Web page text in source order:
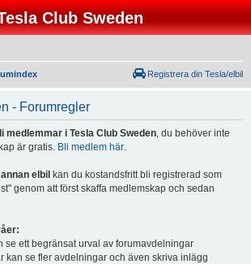
Club Sweden
Registrera din Tesla/elbil
- Forumregler
medlemmar i Tesla Club Sweden, du behöver inte
är gratis. Bli medlem här.
elbil kan du kostandsfritt bli registrerad som
genom att först skaffa medlemskap och sedan
se ett begränsat urval av forumavdelningar
kan se fler avdelningar och även skriva inlägg